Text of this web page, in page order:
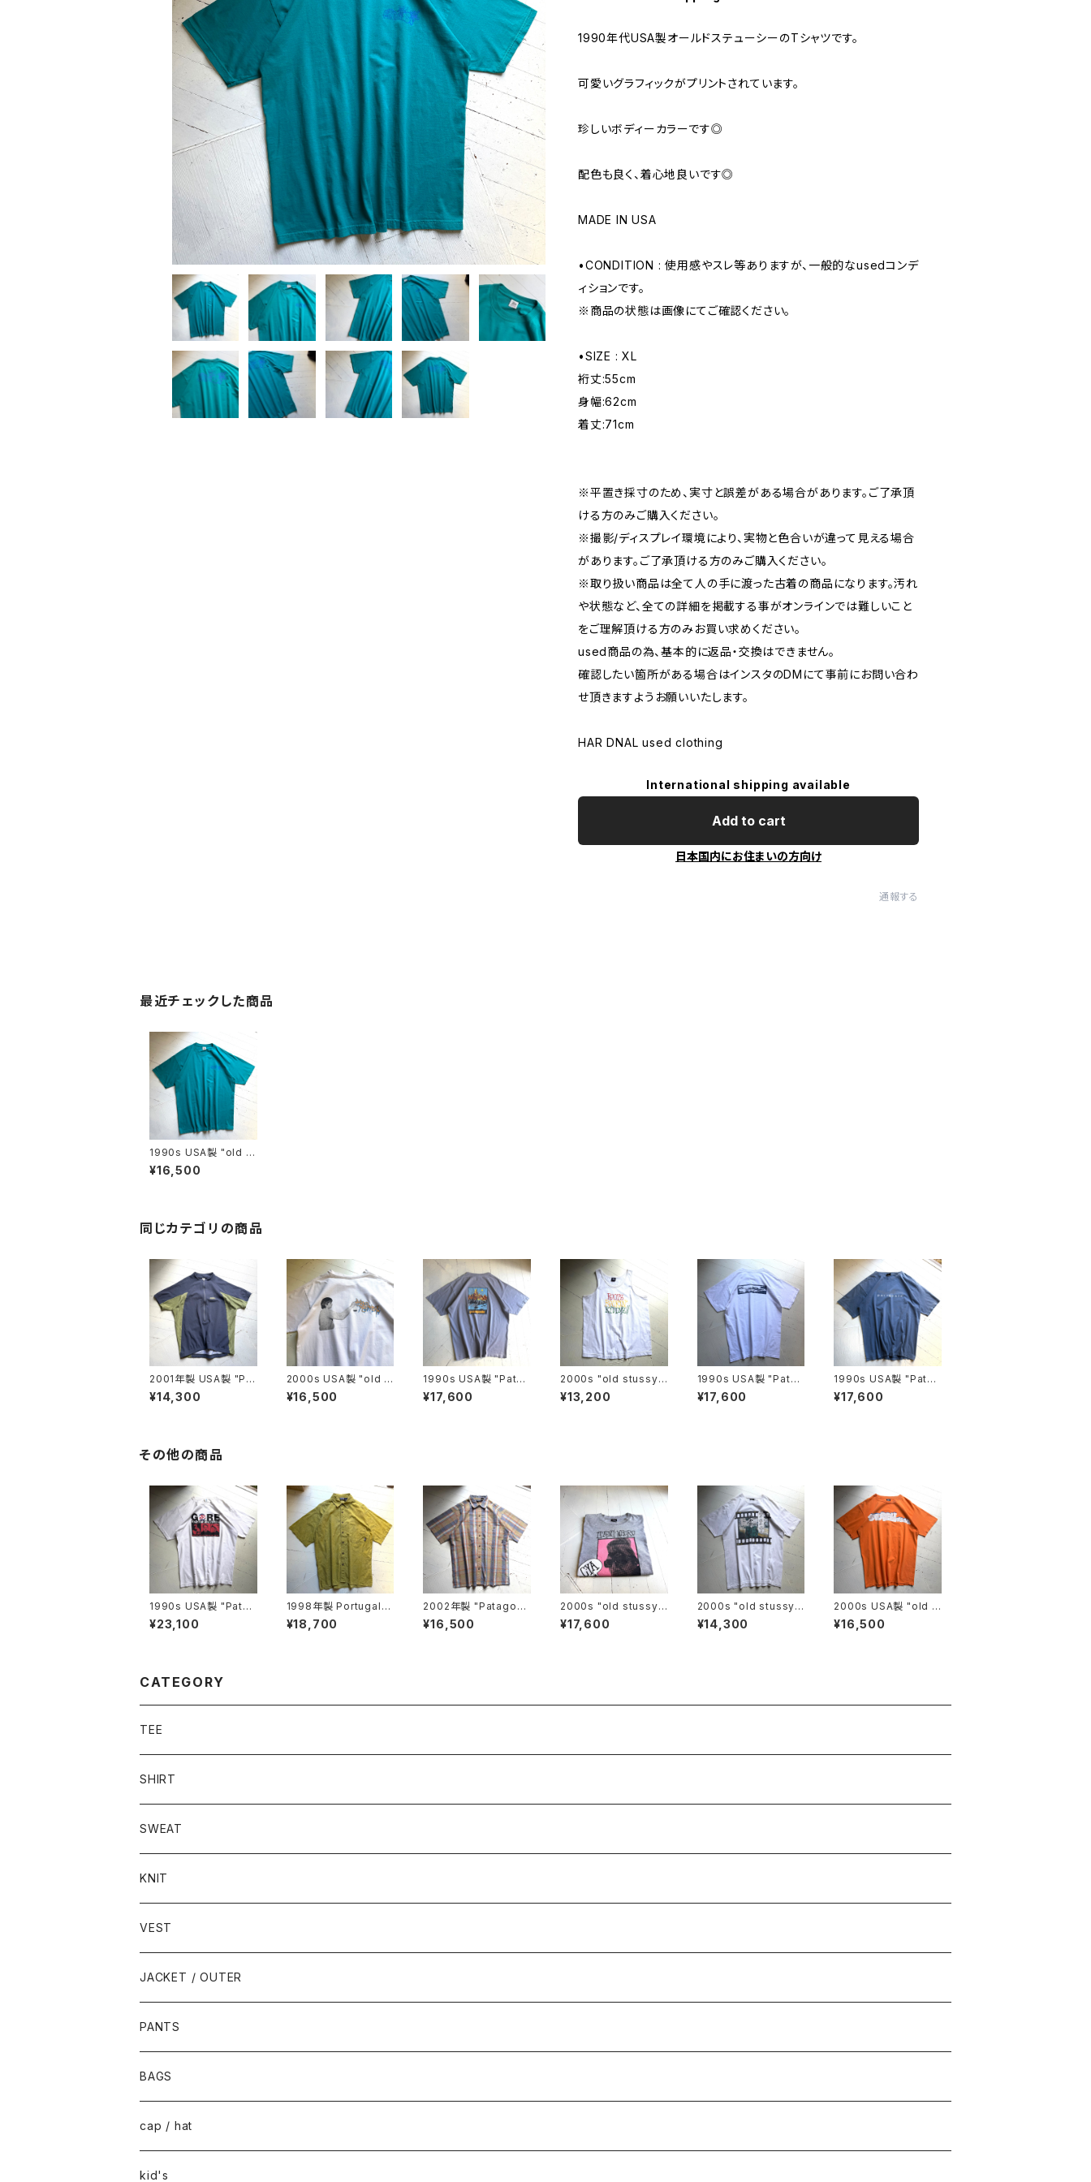
1990年代USA製オールドステューシーのTシャツです。
可愛いグラフィックがプリントされています。
珍しいボディーカラーです◎
配色も良く、着心地良いです◎
MADE IN USA
•CONDITION : 使用感やスレ等ありますが、一般的なusedコンデ
ィションです。
※商品の状態は画像にてご確認ください。
•SIZE : XL
裄丈:55cm
身幅:62cm
着丈:71cm
※平置き採寸のため、実寸と誤差がある場合があります。ご了承頂
ける方のみご購入ください。
※撮影/ディスプレイ環境により、実物と色合いが違って見える場合
があります。ご了承頂ける方のみご購入ください。
※取り扱い商品は全て人の手に渡った古着の商品になります。汚れ
や状態など、全ての詳細を掲載する事がオンラインでは難しいこと
をご理解頂ける方のみお買い求めください。
used商品の為、基本的に返品・交換はできません。
確認したい箇所がある場合はインスタのDMにて事前にお問い合わ
せ頂きますようお願いいたします。
HAR DNAL used clothing
International shipping available
Add to cart
日本国内にお住まいの方向け
通報する
最近チェックした商品
1990s USA製 "old st
ussy" S/S T-shirt
¥16,500
同じカテゴリの商品
2001年製 USA製 "Pat
agonia" TERRA JER
SEY
¥14,300
2000s USA製 "old s
tussy" S/S T-shirt
¥16,500
1990s USA製 "Patag
onia“ beneficial S/S
T-shirt
¥17,600
2000s "old stussy"
tank top
¥13,200
1990s USA製 "Patag
onia“ beneficial S/S
T-shirt
¥17,600
1990s USA製 "Patag
onia" S/S T-shirt
¥17,600
その他の商品
1990s USA製 "Patag
onia“ beneficial S/S
T-shirt
¥23,100
1998年製 Portugal製
"Patagonia" AC prin
t shirt
¥18,700
2002年製 "Patagoni
a" puckerware shirt
¥16,500
2000s "old stussy"
S/S T-shirt
¥17,600
2000s "old stussy"
S/S T-shirt
¥14,300
2000s USA製 "old s
tussy" S/S T-shirt
¥16,500
CATEGORY
TEE
SHIRT
SWEAT
KNIT
VEST
JACKET / OUTER
PANTS
BAGS
cap / hat
kid's